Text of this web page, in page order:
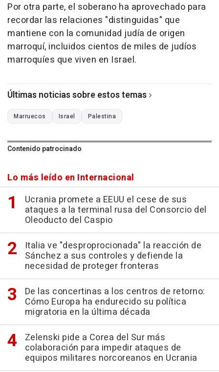
Por otra parte, el soberano ha aprovechado para
recordar las relaciones "distinguidas" que
mantiene con la comunidad judía de origen
marroquí, incluidos cientos de miles de judíos
marroquíes que viven en Israel.
Últimas noticias sobre estos temas
Marruecos Israel Palestina
Contenido patrocinado
Lo más leído en Internacional
Ucrania promete a EEUU el cese de sus
ataques a la terminal rusa del Consorcio del
Oleoducto del Caspio
Italia ve "desproprocionada" la reacción de
Sánchez a sus controles y defiende la
necesidad de proteger fronteras
De las concertinas a los centros de retorno:
Cómo Europa ha endurecido su política
migratoria en la última década
Zelenski pide a Corea del Sur más
colaboración para impedir ataques de
equipos militares norcoreanos en Ucrania